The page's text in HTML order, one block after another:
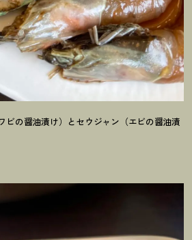
ビの醤油漬け）とセウジャン（エビの醤油漬